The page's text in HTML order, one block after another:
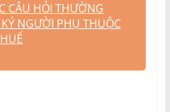
CÂU HỎI THƯỜNG
NGƯỜI PHỤ THUỘC